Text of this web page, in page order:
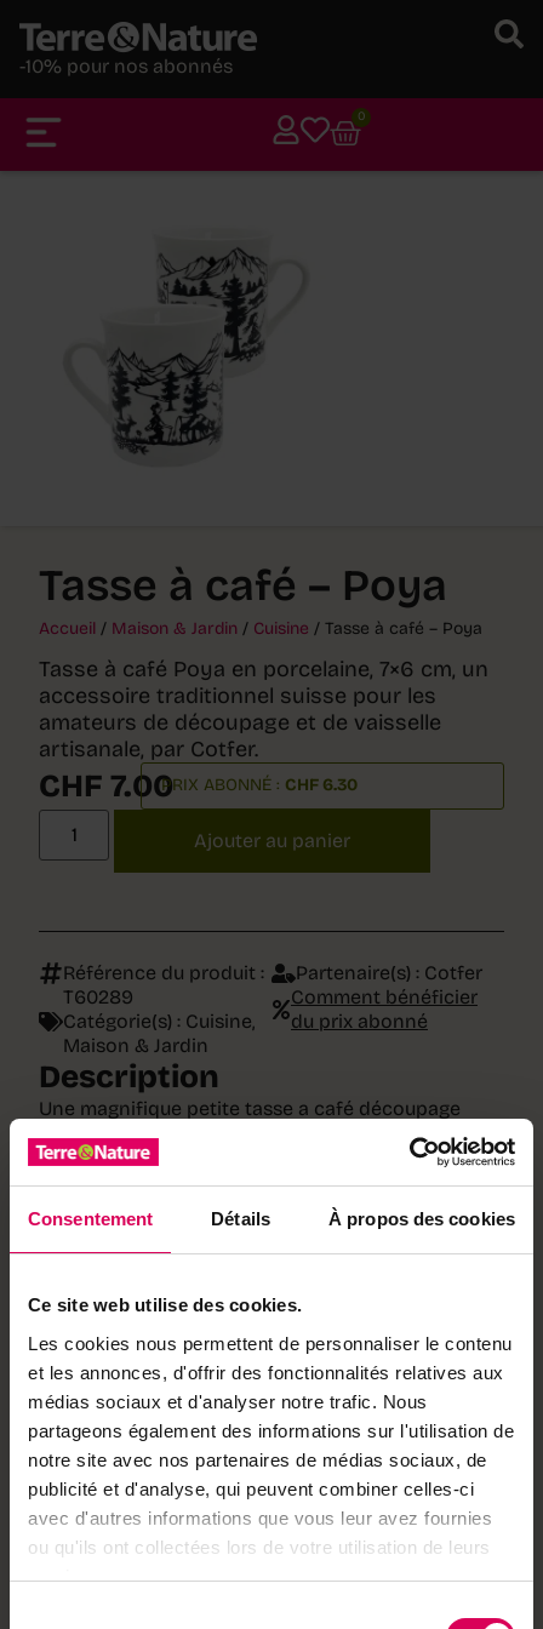
Consentement Détails À propos des cookies
Ce site web utilise des cookies.
Les cookies nous permettent de personnaliser le contenu
et les annonces, d'offrir des fonctionnalités relatives aux
médias sociaux et d'analyser notre trafic. Nous
partageons également des informations sur l'utilisation de
notre site avec nos partenaires de médias sociaux, de
publicité et d'analyse, qui peuvent combiner celles-ci
avec d'autres informations que vous leur avez fournies
ou qu'ils ont collectées lors de votre utilisation de leurs
services.
-10% pour nos abonnés
0
Tasse à café – Poya
Accueil / Maison & Jardin / Cuisine / Tasse à café – Poya
Tasse à café Poya en porcelaine, 7×6 cm, un
accessoire traditionnel suisse pour les
amateurs de découpage et de vaisselle
artisanale, par Cotfer.
CHF 7.00PRIX ABONNÉ : CHF 6.30
Ajouter au panier
Référence du produit :
T60289
Catégorie(s) : Cuisine,
Maison & Jardin
Partenaire(s) : Cotfer
Comment bénéficier
du prix abonné
Description
Une magnifique petite tasse a café découpage
Poya pour compléter votre collection
traditionnelle Suisse !
MatièrePorcelaine
Dimensions7 x 6 cm
Cotfer
Cotfer crée des souvenirs
authentiques genevois
depuis 1923, inspirés de la
richesse culturelle
Découvrir ses
Vous pourriez aussi aimer